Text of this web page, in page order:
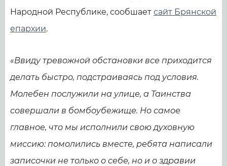
Народной Республике, сообшает сайт Брянской
епархии.
«Ввиду тревожной обстановки все приходится
делать быстро, подстраиваясь под условия.
Молебен послужили на улице, а Таинства
совершали в бомбоубежище. Но самое
главное, что мы исполнили свою духовную
миссию: помолились вместе, ребята написали
записочки не только о себе, но и о здравии